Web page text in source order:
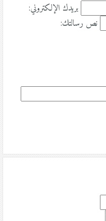
بريدك الإلكتروني:
نص رسالتك: